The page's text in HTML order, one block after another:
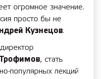
огромное значение.
просто бы не
Кузнецов.
, стать
популярных лекций